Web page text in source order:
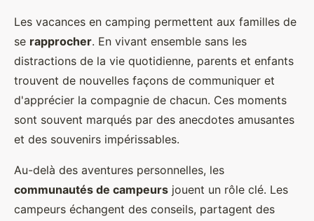
Les vacances en camping permettent aux familles de
se rapprocher. En vivant ensemble sans les
distractions de la vie quotidienne, parents et enfants
trouvent de nouvelles façons de communiquer et
d'apprécier la compagnie de chacun. Ces moments
sont souvent marqués par des anecdotes amusantes
et des souvenirs impérissables.
Au-delà des aventures personnelles, les
communautés de campeurs jouent un rôle clé. Les
campeurs échangent des conseils, partagent des